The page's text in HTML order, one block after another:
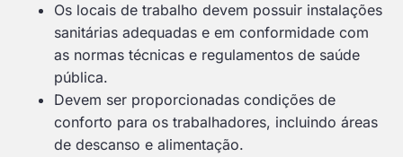
Os locais de trabalho devem possuir instalações
sanitárias adequadas e em conformidade com
as normas técnicas e regulamentos de saúde
pública.
Devem ser proporcionadas condições de
conforto para os trabalhadores, incluindo áreas
de descanso e alimentação.